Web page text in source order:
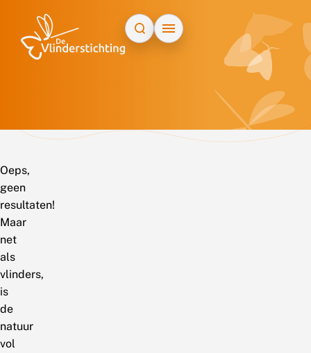
Oeps,
geen
resultaten!
Maar
net
als
vlinders,
is
de
natuur
vol